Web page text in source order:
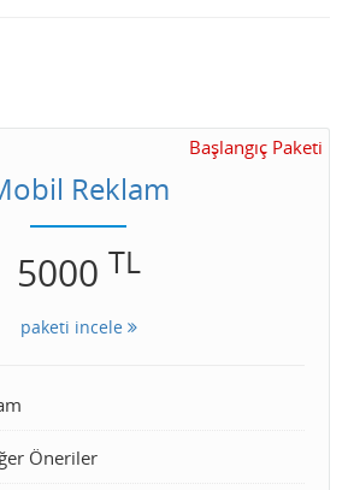
Başlangıç Paketi
Reklam
5000 TL
paketi incele
Öneriler